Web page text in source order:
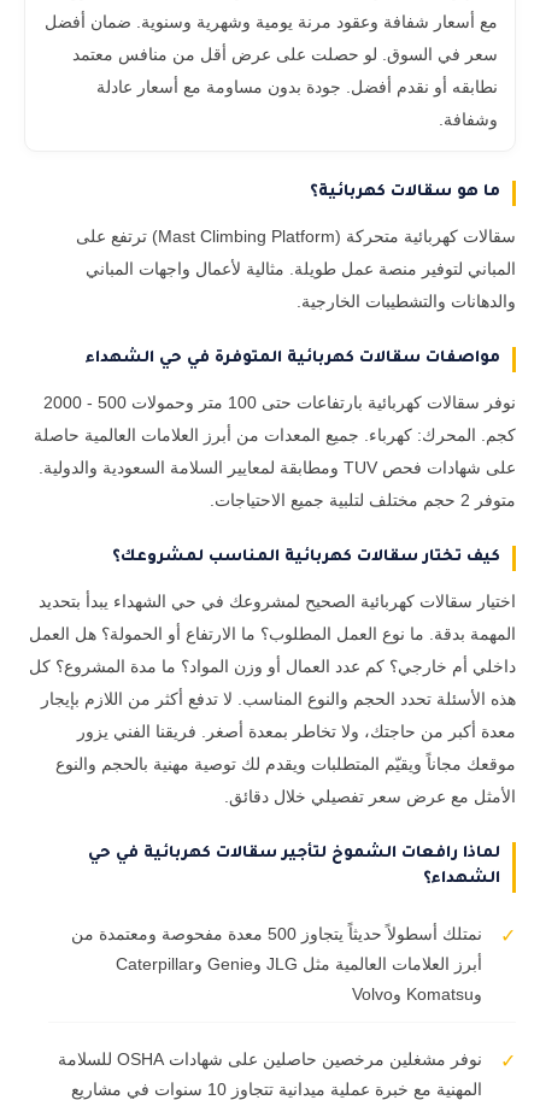
مع أسعار شفافة وعقود مرنة يومية وشهرية وسنوية. ضمان أفضل
سعر في السوق. لو حصلت على عرض أقل من منافس معتمد
نطابقه أو نقدم أفضل. جودة بدون مساومة مع أسعار عادلة
وشفافة.
ما هو سقالات كهربائية؟
سقالات كهربائية متحركة (Mast Climbing Platform) ترتفع على
المباني لتوفير منصة عمل طويلة. مثالية لأعمال واجهات المباني
والدهانات والتشطيبات الخارجية.
مواصفات سقالات كهربائية المتوفرة في حي الشهداء
نوفر سقالات كهربائية بارتفاعات حتى 100 متر وحمولات 500 - 2000
كجم. المحرك: كهرباء. جميع المعدات من أبرز العلامات العالمية حاصلة
على شهادات فحص TUV ومطابقة لمعايير السلامة السعودية والدولية.
متوفر 2 حجم مختلف لتلبية جميع الاحتياجات.
كيف تختار سقالات كهربائية المناسب لمشروعك؟
اختيار سقالات كهربائية الصحيح لمشروعك في حي الشهداء يبدأ بتحديد
المهمة بدقة. ما نوع العمل المطلوب؟ ما الارتفاع أو الحمولة؟ هل العمل
داخلي أم خارجي؟ كم عدد العمال أو وزن المواد؟ ما مدة المشروع؟ كل
هذه الأسئلة تحدد الحجم والنوع المناسب. لا تدفع أكثر من اللازم بإيجار
معدة أكبر من حاجتك، ولا تخاطر بمعدة أصغر. فريقنا الفني يزور
موقعك مجاناً ويقيّم المتطلبات ويقدم لك توصية مهنية بالحجم والنوع
الأمثل مع عرض سعر تفصيلي خلال دقائق.
لماذا رافعات الشموخ لتأجير سقالات كهربائية في حي
الشهداء؟
✓
نمتلك أسطولاً حديثاً يتجاوز 500 معدة مفحوصة ومعتمدة من
أبرز العلامات العالمية مثل JLG وGenie وCaterpillar
وKomatsu وVolvo
✓
نوفر مشغلين مرخصين حاصلين على شهادات OSHA للسلامة
المهنية مع خبرة عملية ميدانية تتجاوز 10 سنوات في مشاريع